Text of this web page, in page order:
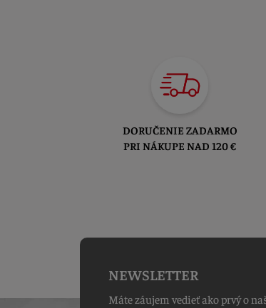
DORUČENIE ZADARMO
PRI NÁKUPE NAD 120 €
NEWSLETTER
Máte záujem vedieť ako prvý o